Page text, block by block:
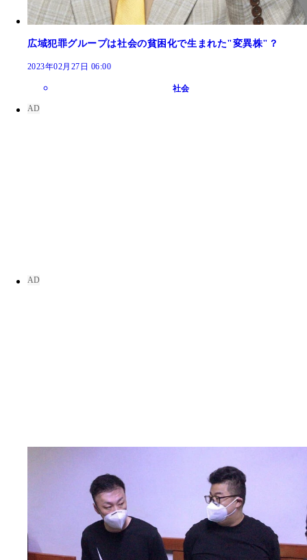
広域犯罪グループは社会の貧困化で生まれた"変異株"？
2023年02月27日 06:00
社会